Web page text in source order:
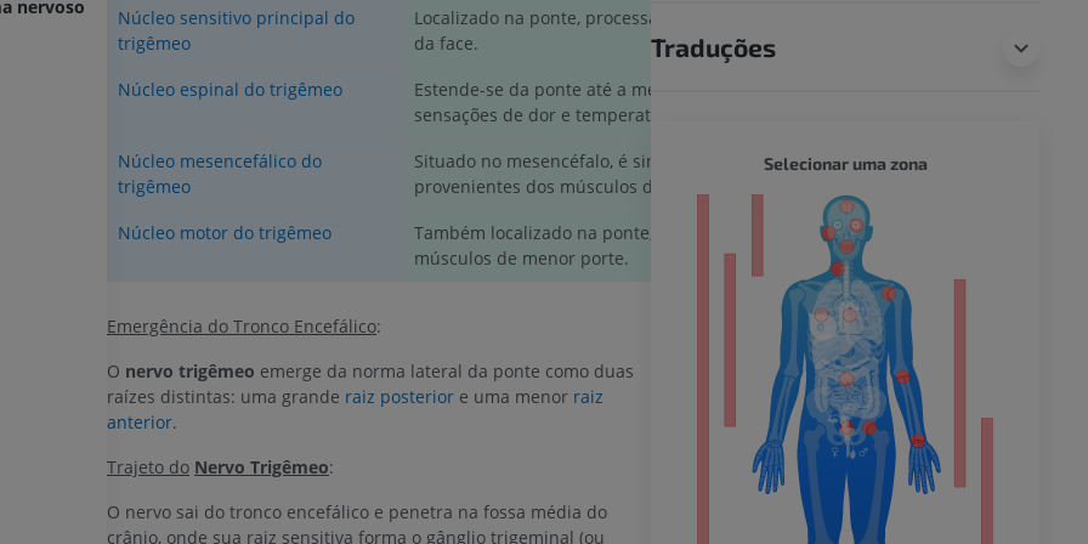
nervoso periféricoNúcleo sensitivo principal do
trigêmeo
Localizado na ponte, processa as sensações de tato e pressão provenientes
da face.
Núcleo espinal do trigêmeo
Estende-se da ponte até a medula espinal cervical; esse núcleo processa as
sensações de dor e temperatura.
Núcleo mesencefálico do
trigêmeo
Situado no mesencéfalo, é singular por conter informações proprioceptivas
provenientes dos músculos da mandíbula.
Núcleo motor do trigêmeo
Também localizado na ponte, controla os músculos da mastigação e outros
músculos de menor porte.
Emergência do Tronco Encefálico:
O nervo trigêmeo emerge da norma lateral da ponte como duas
raízes distintas: uma grande raiz posterior e uma menor raiz
anterior.
Trajeto do Nervo Trigêmeo:
O nervo sai do tronco encefálico e penetra na fossa média do
crânio, onde sua raiz sensitiva forma o gânglio trigeminal (ou
Traduções
MEMBRO SUPERIOR
IRM do ombro
PREMIUM
IRM
MEMBRO INFERIOR
Ilustrações
Radiografias
GRÁTIS
PREMIUM
Selecionar uma zona